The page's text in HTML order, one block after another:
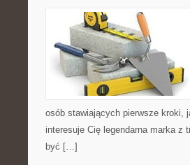
osób stawiających pierwsze kroki,
interesuje Cię legendarna marka
być […]